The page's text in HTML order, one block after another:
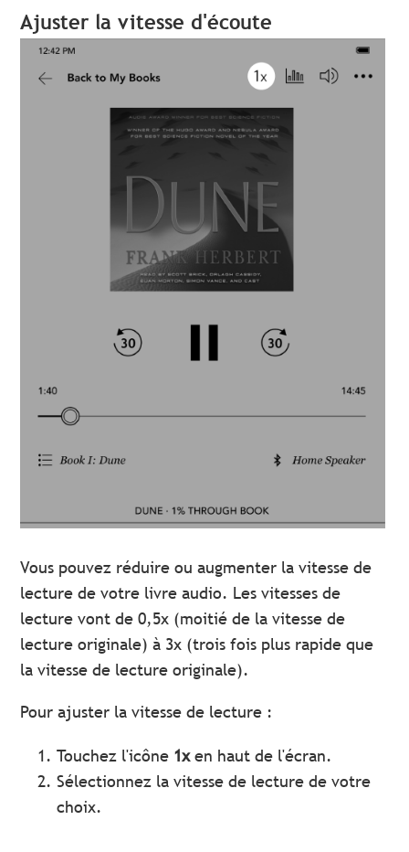
Ajuster la vitesse d'écoute
Vous pouvez réduire ou augmenter la vitesse de
lecture de votre livre audio. Les vitesses de
lecture vont de 0,5x (moitié de la vitesse de
lecture originale) à 3x (trois fois plus rapide que
la vitesse de lecture originale).
Pour ajuster la vitesse de lecture :
Touchez l'icône 1xen haut de l'écran.
Sélectionnez la vitesse de lecture de votre
choix.